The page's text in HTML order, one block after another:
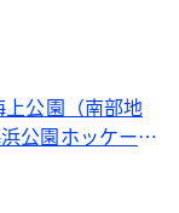
公園（南部地
公園ホッケー競